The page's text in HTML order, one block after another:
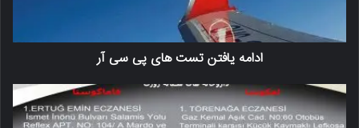
ادامه یافتن تست های پی سی آر